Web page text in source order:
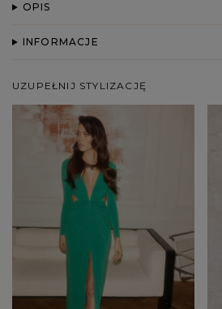
OPIS
INFORMACJE
UZUPEŁNIJ STYLIZACJĘ